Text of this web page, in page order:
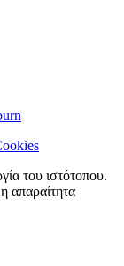
του ιστότοπου.
απαραίτητα